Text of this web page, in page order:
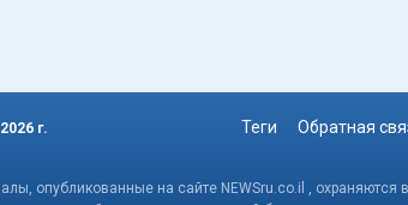
г. Теги Обратная
опубликованные на сайте NEWSru.co.il ,